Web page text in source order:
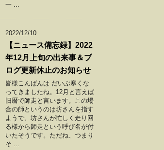
一 ...
2022/12/10
【ニュース備忘録】2022
年12月上旬の出来事＆ブ
ログ更新休止のお知らせ
皆様こんばんは だいぶ寒くな
ってきましたね。12月と言えば
旧暦で師走と言います。この場
合の師というのは坊さんを指す
ようで、坊さんが忙しく走り回
る様から師走という呼び名が付
いたそうです。ただね、つまり
そ ...